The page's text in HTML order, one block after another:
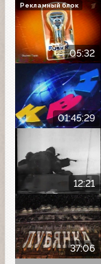
05:32
Рекламный блок
01:45:29
12:21
37:06